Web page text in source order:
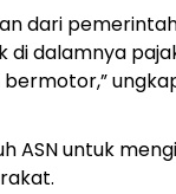
dari
di dalamnya
ASN untuk